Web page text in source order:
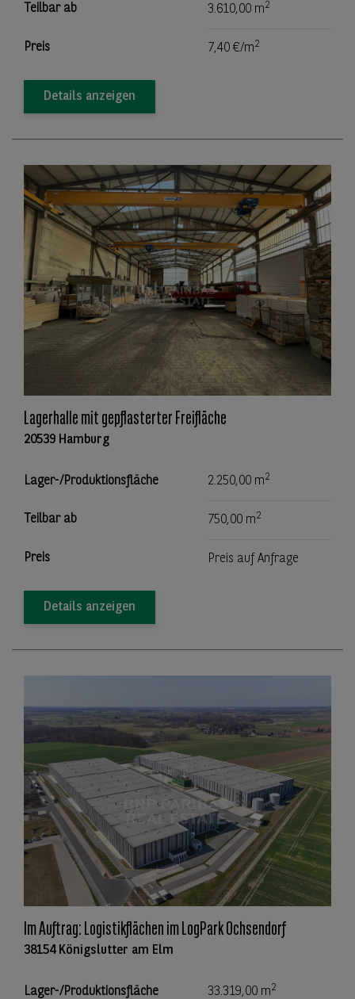
Teilbar ab 3.610,00 m2
Preis 7,40 €/m2
Details anzeigen
Lagerhalle mit gepflasterter Freifläche
20539 Hamburg
Lager-/Produktionsfläche 2.250,00 m2
Teilbar ab 750,00 m2
Preis Preis auf Anfrage
Details anzeigen
Im Auftrag: Logistikflächen im LogPark Ochsendorf
38154 Königslutter am Elm
Lager-/Produktionsfläche 33.319,00 m2